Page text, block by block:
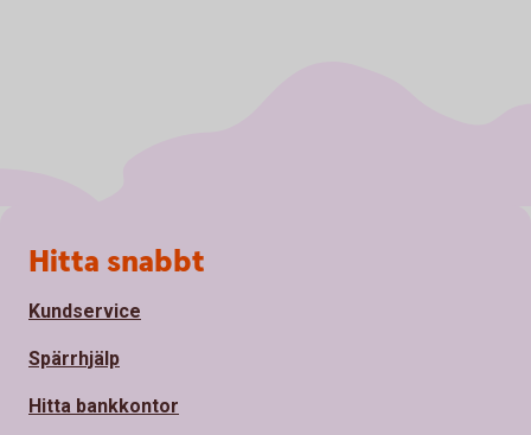
Sidfot
Hitta snabbt
Kundservice
Spärrhjälp
Hitta bankkontor